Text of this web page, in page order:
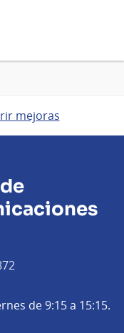
mejoras
de 9:15 a 15:15.